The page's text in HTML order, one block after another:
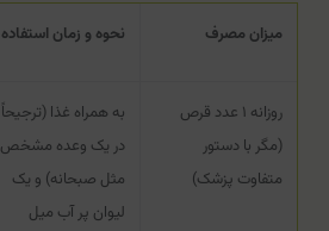
میزان مصرف نحوه و زمان استفاده
روزانه ۱ عدد قرص
(مگر با دستور
متفاوت پزشک)
به همراه غذا (ترجیحاً
در یک وعده مشخص
مثل صبحانه) و یک
لیوان پر آب میل